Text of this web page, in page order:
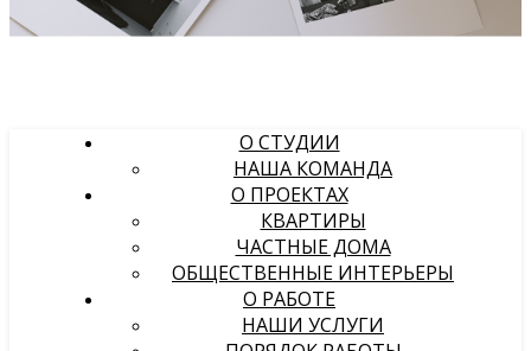
О СТУДИИ
НАША КОМАНДА
О ПРОЕКТАХ
КВАРТИРЫ
ЧАСТНЫЕ ДОМА
ОБЩЕСТВЕННЫЕ ИНТЕРЬЕРЫ
О РАБОТЕ
НАШИ УСЛУГИ